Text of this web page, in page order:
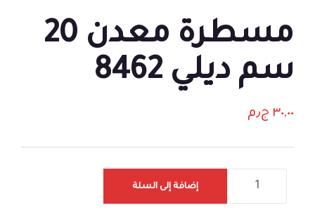
مسطرة معدن 20
سم ديلي 8462
٣٠,٠٠ ج٫م
إضافة إلى السلة